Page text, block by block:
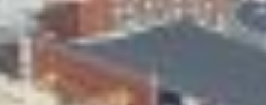
Ateria- ja välipalamaksut
Mämminiemi
Taideapteekki